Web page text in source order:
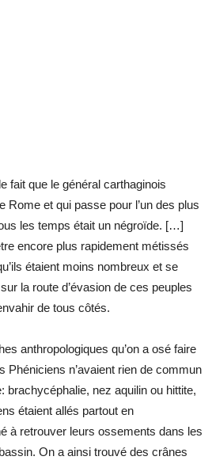
fait que le général carthaginois
Rome et qui passe pour l’un des plus
les temps était un négroïde. […]
encore plus rapidement métissés
étaient moins nombreux et se
la route d’évasion de ces peuples
de tous côtés.
anthropologiques qu’on a osé faire
Phéniciens n’avaient rien de commun
brachycéphalie, nez aquilin ou hittite,
étaient allés partout en
à retrouver leurs ossements dans les
On a ainsi trouvé des crânes